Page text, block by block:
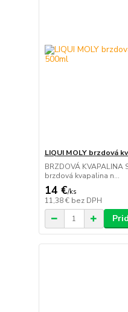
LIQUI MOLY brzdová
BRZDOVÁ KVAPALINA
brzdová kvapalina n...
14 €/ks
11,38 € bez DPH